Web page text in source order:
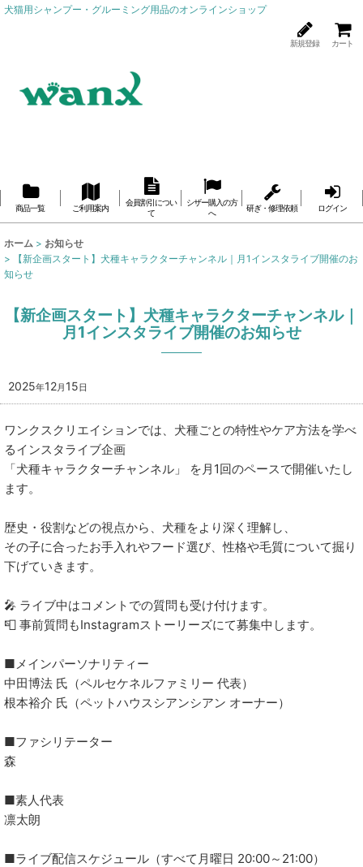
犬猫用シャンプー・グルーミング用品のオンラインショップ
新規登録 カート
商品一覧 ご利用案内
会員割引につい
て
シザー購入の方
へ
研ぎ・修理依頼 ログイン
ホーム > お知らせ
>
【新企画スタート】犬種キャラクターチャンネル｜月1インスタライブ開催のお
知らせ
【新企画スタート】犬種キャラクターチャンネル｜
月1インスタライブ開催のお知らせ
2025年12月 15日
ワンクスクリエイションでは、犬種ごとの特性やケア方法を学べ
るインスタライブ企画
「犬種キャラクターチャンネル」 を月1回のペースで開催いたし
ます。
歴史・役割などの視点から、犬種をより深く理解し、
その子に合ったお手入れやフード選び、性格や毛質について掘り
下げていきます。
🎤 ライブ中はコメントでの質問も受け付けます。
📮 事前質問もInstagramストーリーズにて募集中します。
■メインパーソナリティー
中田博法 氏（ペルセケネルファミリー 代表）
根本裕介 氏（ペットハウスシアンシアン オーナー）
■ファシリテーター
森
■素人代表
凛太朗
■ライブ配信スケジュール（すべて月曜日 20:00～21:00）